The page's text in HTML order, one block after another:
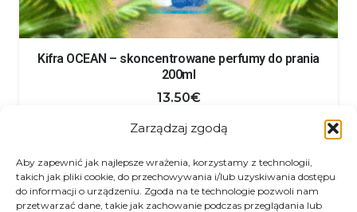
Zarządzaj zgodą
Aby zapewnić jak najlepsze wrażenia, korzystamy z technologii,
takich jak pliki cookie, do przechowywania i/lub uzyskiwania dostępu
do informacji o urządzeniu. Zgoda na te technologie pozwoli nam
przetwarzać dane, takie jak zachowanie podczas przeglądania lub
Kifra OCEAN – skoncentrowane perfumy do prania
200ml
13.50€